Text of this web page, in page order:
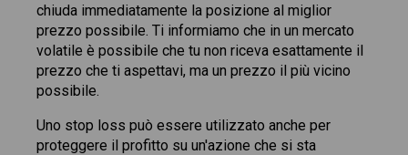
chiuda immediatamente la posizione al miglior
prezzo possibile. Ti informiamo che in un mercato
volatile è possibile che tu non riceva esattamente il
prezzo che ti aspettavi, ma un prezzo il più vicino
possibile.
Uno stop loss può essere utilizzato anche per
proteggere il profitto su un'azione che si sta